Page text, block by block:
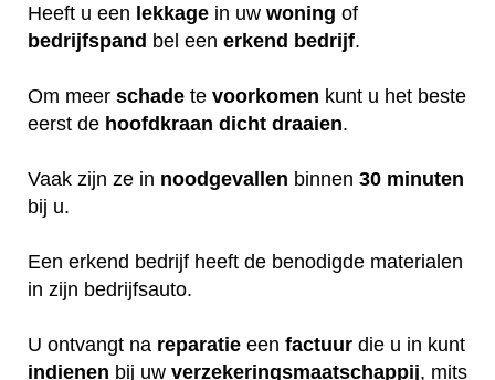
Heeft u een lekkage in uw woning of
bedrijfspand bel een erkend bedrijf.
Om meer schade te voorkomen kunt u het beste
eerst de hoofdkraan dicht draaien.
Vaak zijn ze in noodgevallen binnen 30 minuten
bij u.
Een erkend bedrijf heeft de benodigde materialen
in zijn bedrijfsauto.
U ontvangt na reparatie een factuur die u in kunt
indienen bij uw verzekeringsmaatschappij, mits